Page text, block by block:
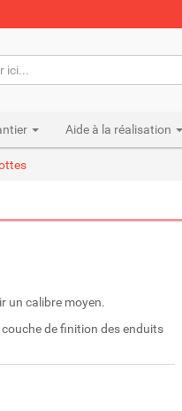
Aide à la réalisation
un calibre moyen.
de finition des enduits